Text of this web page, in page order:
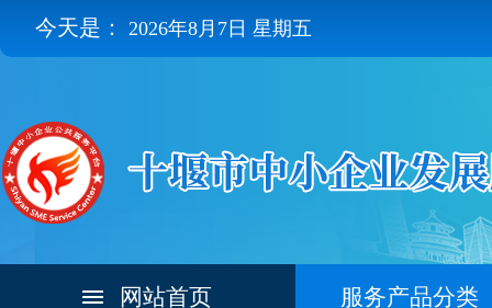
今天是： 2026年8月7日 星期五
网站首页 服务产品分类